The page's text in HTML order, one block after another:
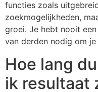
functies zoals
zoekmogelijkheden,
groei. Je hebt nooit
van derden nodig om
Hoe lang
ik resultaat